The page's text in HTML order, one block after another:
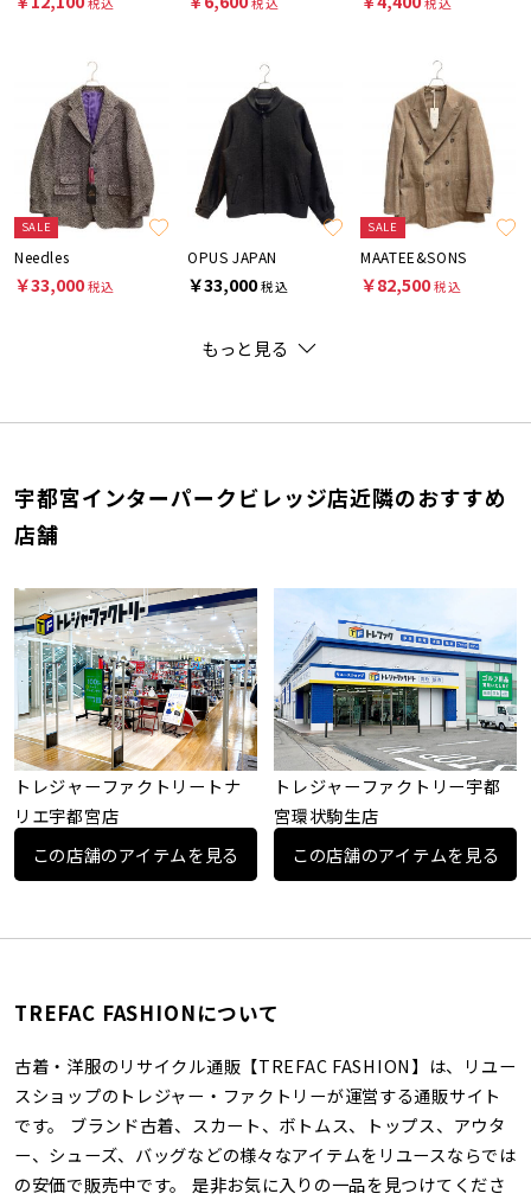
SALE
Needles
￥33,000税込
OPUS JAPAN
￥33,000税込
SALE
MAATEE&SONS
￥82,500税込
もっと見る
宇都宮インターパークビレッジ店近隣のおすすめ
店舗
トレジャーファクトリートナ
リエ宇都宮店
この店舗のアイテムを見る
トレジャーファクトリー宇都
宮環状駒生店
この店舗のアイテムを見る
TREFAC FASHIONについて
古着・洋服のリサイクル通販【TREFAC FASHION】は、リユー
スショップのトレジャー・ファクトリーが運営する通販サイト
です。 ブランド古着、スカート、ボトムス、トップス、アウタ
ー、シューズ、バッグなどの様々なアイテムをリユースならでは
の安価で販売中です。 是非お気に入りの一品を見つけてくださ